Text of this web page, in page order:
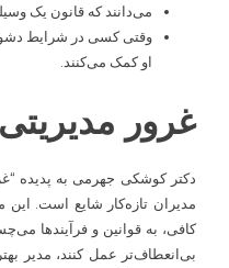
می‌دانند که قانون یک
وقتی کسی در شرایط
او کمک می‌کنند.
غرور
دکتر کوشکی جهرمی به پدیده
مدیران تازه‌کار شایع است. این
کافی، به قوانین و فرآیندها
بی‌انعطاف‌تر عمل کنند، مدیر